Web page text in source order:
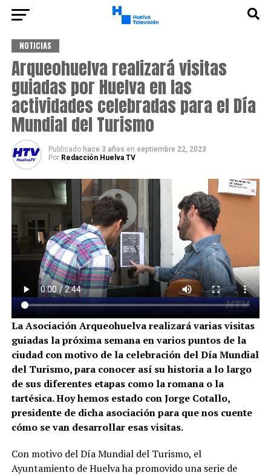
NOTICIAS
Arqueohuelva realizará visitas
guiadas por Huelva en las
actividades celebradas para el Día
Mundial del Turismo
Publicado hace 3 años en septiembre 22, 2023
Por Redacción Huelva TV
La Asociación Arqueohuelva realizará varias visitas
guiadas la próxima semana en varios puntos de la
ciudad con motivo de la celebración del Día Mundial
del Turismo, para conocer así su historia a lo largo
de sus diferentes etapas como la romana o la
tartésica. Hoy hemos estado con Jorge Cotallo,
presidente de dicha asociación para que nos cuente
cómo se van desarrollar esas visitas.
Con motivo del Día Mundial del Turismo, el
Ayuntamiento de Huelva ha promovido una serie de